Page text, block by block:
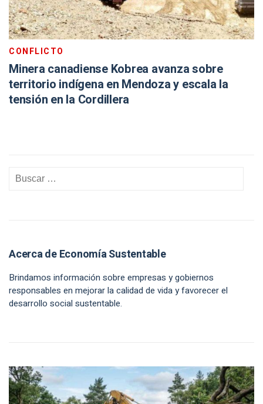
CONFLICTO
Minera canadiense Kobrea avanza sobre
territorio indígena en Mendoza y escala la
tensión en la Cordillera
Acerca de Economía Sustentable
Brindamos información sobre empresas y gobiernos
responsables en mejorar la calidad de vida y favorecer el
desarrollo social sustentable.